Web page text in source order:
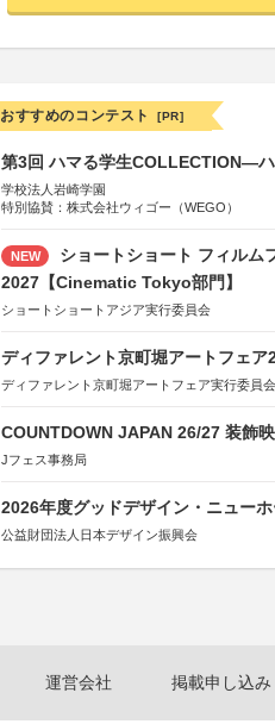
おすすめのコンテスト [PR]
第3回 ハマる学生COLLECTION―
学校法人岩崎学園
特別協賛：株式会社ウィゴー（WEGO）
NEW
ショートショート フィルム
2027【Cinematic Tokyo部門】
ショートショートアジア実行委員会
ディファレント京町堀アートフェア
ディファレント京町堀アートフェア実行委員
COUNTDOWN JAPAN 26/27 装飾
Jフェス事務局
2026年度グッドデザイン・ニュー
公益財団法人日本デザイン振興会
運営会社 掲載申し込み